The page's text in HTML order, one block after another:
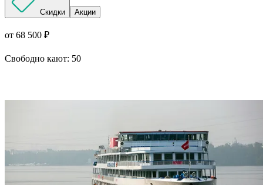
Скидки Акции
от 68 500 ₽
Свободно кают: 50